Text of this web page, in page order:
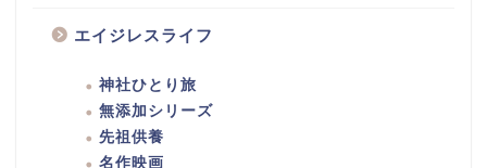
エイジレスライフ
神社ひとり旅
無添加シリーズ
先祖供養
名作映画